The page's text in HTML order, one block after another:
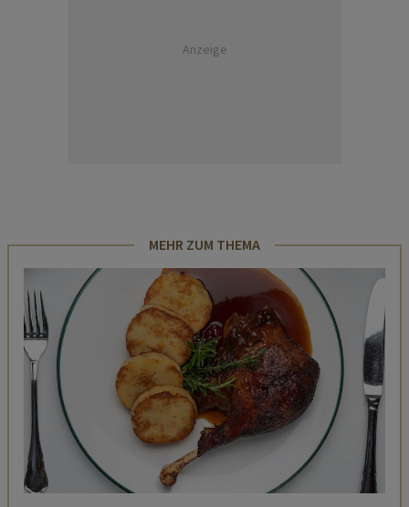
Anzeige
MEHR ZUM THEMA